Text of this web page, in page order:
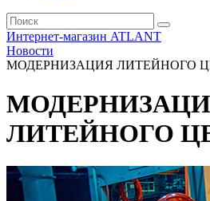
Интернет-магазин ATLANT
Новости
МОДЕРНИЗАЦИЯ ЛИТЕЙНОГО
ЛИТЕЙНОГО